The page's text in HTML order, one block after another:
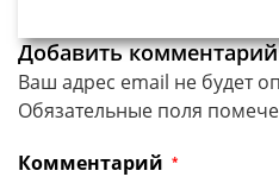
Добавить комментарий
Ваш адрес email не будет
Обязательные поля
Комментарий *